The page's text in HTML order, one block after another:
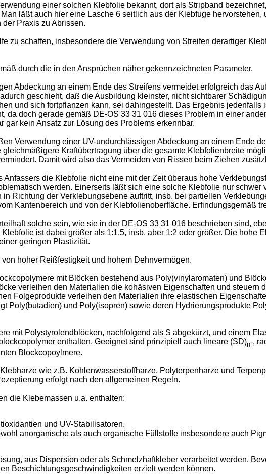
einer solchen Klebfolie bekannt, dort als Stripband
läßt auch hier eine Lasche 6 seitlich aus der Klebfuge
Praxis zu Abrissen.
zu schaffen, insbesondere die Verwendung von Streifen derartiger
durch die in den Ansprüchen näher gekennzeichneten Parameter.
Abdeckung an einem Ende des Streifens vermeidet erfolgreich das
geschieht, daß die Ausbildung kleinster, nicht sichtbarer
und sich fortpflanzen kann, sei dahingestellt. Das Ergebnis
da doch gerade gemäß DE-OS 33 31 016 dieses Problem in einer
kein Ansatz zur Lösung des Problems erkennbar.
Verwendung einer UV-undurchlässigen Abdeckung an einem Ende
Kraftübertragung über die gesamte Klebfolienbreite
Damit wird also das Vermeiden von Rissen beim Ziehen
die Klebfolie nicht eine mit der Zeit überaus hohe
werden. Einerseits läßt sich eine solche Klebfolie nur schwer
Richtung der Verklebungsebene auftritt, insb. bei partiellen
Kantenbereich und von der Klebfolienoberfläche. Erfindungsgemäß
solche sein, wie sie in der DE-OS 33 31 016 beschrieben sind,
ist dabei größer als 1:1,5, insb. aber 1:2 oder größer. Die hohe
geringen Plastizität.
hoher Reißfestigkeit und hohem Dehnvermögen.
mit Blöcken bestehend aus Poly(vinylaromaten) und
verleihen den Materialien die kohäsiven Eigenschaften und
Folgeprodukte verleihen den Materialien ihre elastischen
Poly(butadien) und Poly(isopren) sowie deren Hydrierungsprodukte
mit Polystyrolendblöcken, nachfolgend als S abgekürzt, und einem
enthalten. Geeignet sind prinzipiell auch lineare (SD)n-,
Blockcopoylmere.
wie z.B. Kohlenwasserstoffharze, Polyterpenharze und
erfolgt nach den allgemeinen Regeln.
die Klebemassen u.a. enthalten:
und UV-Stabilisatoren.
anorganische als auch organische Füllstoffe insbesondere auch
aus Dispersion oder als Schmelzhaftkleber verarbeitet werden.
Beschichtungsgeschwindigkeiten erzielt werden können.